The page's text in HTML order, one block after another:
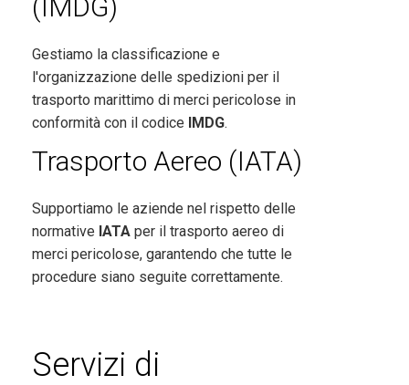
(IMDG)
Gestiamo la classificazione e
l'organizzazione delle spedizioni per il
trasporto marittimo di merci pericolose in
conformità con il codice IMDG.
Trasporto Aereo (IATA)
Supportiamo le aziende nel rispetto delle
normative IATAper il trasporto aereo di
merci pericolose, garantendo che tutte le
procedure siano seguite correttamente.
Servizi di